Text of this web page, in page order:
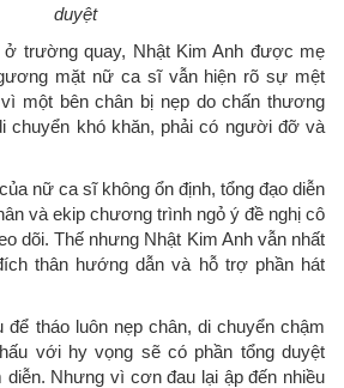
duyệt
ở trường quay, Nhật Kim Anh được mẹ
mặt nữ ca sĩ vẫn hiện rõ sự mệt
một bên chân bị nẹp do chấn thương
chuyển khó khăn, phải có người đỡ và
nữ ca sĩ không ổn định, tổng đạo diễn
và ekip chương trình ngỏ ý đề nghị cô
dõi. Thế nhưng Nhật Kim Anh vẫn nhất
thân hướng dẫn và hỗ trợ phần hát
tháo luôn nẹp chân, di chuyển chậm
với hy vọng sẽ có phần tổng duyệt
Nhưng vì cơn đau lại ập đến nhiều